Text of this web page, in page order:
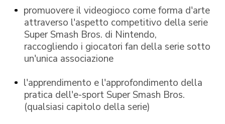
promuovere il videogioco come forma d'arte
attraverso l'aspetto competitivo della serie
Super Smash Bros. di Nintendo,
raccogliendo i giocatori fan della serie sotto
un'unica associazione
l'apprendimento e l'approfondimento della
pratica dell'e-sport Super Smash Bros.
(qualsiasi capitolo della serie)